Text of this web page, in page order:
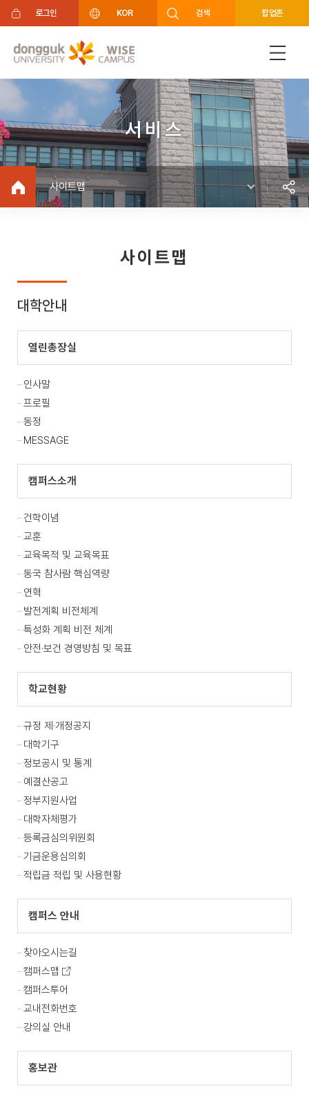
주메뉴 바로가기
푸터 바로가기
로그인 KOR 검색 팝업존
서비스
사이트맵
사이트맵
대학안내
열린총장실
인사말
프로필
동정
MESSAGE
캠퍼스소개
건학이념
교훈
교육목적 및 교육목표
동국 참사람 핵심역량
연혁
발전계획 비전체계
특성화 계획 비전 체계
안전·보건 경영방침 및 목표
학교현황
규정 제·개정공지
대학기구
정보공시 및 통계
예결산공고
정부지원사업
대학자체평가
등록금심의위원회
기금운용심의회
적립금 적립 및 사용현황
캠퍼스 안내
찾아오시는길
캠퍼스맵
캠퍼스투어
교내전화번호
강의실 안내
홍보관